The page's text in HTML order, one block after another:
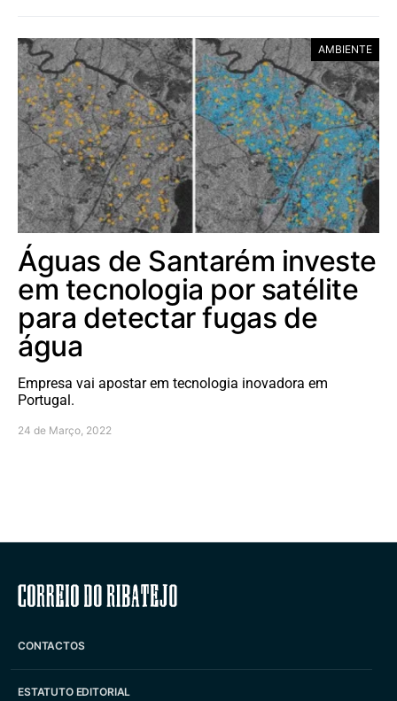
AMBIENTE
Águas de Santarém investe
em tecnologia por satélite
para detectar fugas de
água
Empresa vai apostar em tecnologia inovadora em
Portugal.
24 de Março, 2022
Correio do Ribatejo
CONTACTOS
ESTATUTO EDITORIAL